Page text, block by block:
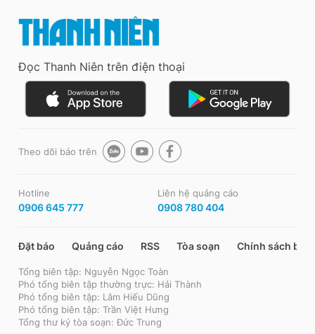
Đọc Thanh Niên trên điện thoại
Theo dõi báo trên
Hotline
0906 645 777
Liên hệ quảng cáo
0908 780 404
Đặt báo Quảng cáo RSS Tòa soạn Chính sách bảo
Tổng biên tập: Nguyễn Ngọc Toàn
Phó tổng biên tập thường trực: Hải Thành
Phó tổng biên tập: Lâm Hiếu Dũng
Phó tổng biên tập: Trần Việt Hưng
Tổng thư ký tòa soạn: Đức Trung